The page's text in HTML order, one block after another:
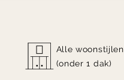
Alle woonstijlen
(onder 1 dak)